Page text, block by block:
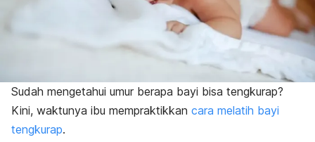
Sudah mengetahui umur berapa bayi bisa tengkurap?
Kini, waktunya ibu mempraktikkan cara melatih bayi
tengkurap.